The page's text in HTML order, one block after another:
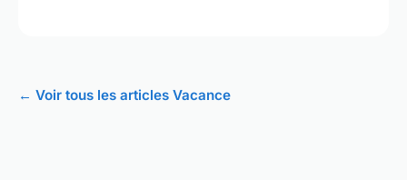
← Voir tous les articles Vacance